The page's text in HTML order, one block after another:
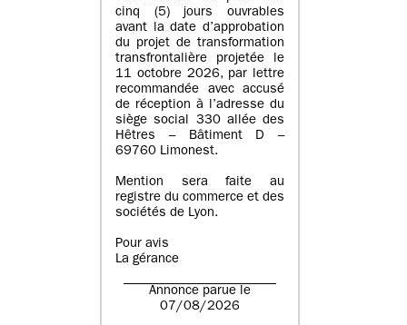
cinq (5) jours ouvrables
avant la date d’approbation
du projet de transformation
transfrontalière projetée le
11 octobre 2026, par lettre
recommandée avec accusé
de réception à l’adresse du
siège social 330 allée des
Hêtres – Bâtiment D –
69760 Limonest.
Mention sera faite au
registre du commerce et des
sociétés de Lyon.
Pour avis
La gérance
Annonce parue le
07/08/2026